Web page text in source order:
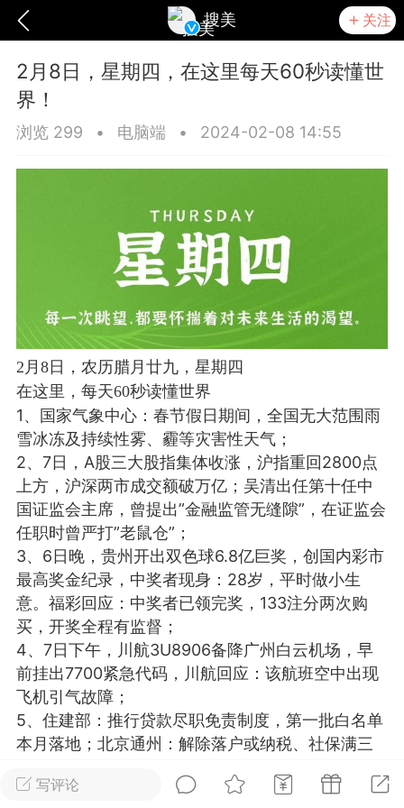
搜美 关注
爆汗熊 卡卡动能素 无创溶斑术
美业357 芯诗妍 卡卡美业
每次200金币 点击购买
师 小熊水光
爆汗熊
脂
卡卡动能素
建术
DRYY面膜 微晶溶斑术
爆款平台 Lv.8 靓号
26 23:18
电脑端 美业资讯
闪充小白罐
本/双效闪充，养出紧致小白脸！一、项
充小白罐 = 闪充大白肌（仪器）× 草本
产品）×极光嫩肤啫喱（产品）这是一套
护...写评论
2月8日，星期四，在这里每天60秒读懂世
界！
浏览 299 • 电脑端 • 2024-02-08 14:55
2月8日，农历腊月廿九，星期四
在这里，每天60秒读懂世界
1、国家气象中心：春节假日期间，全国无大范围雨
雪冰冻及持续性雾、霾等灾害性天气；
2、7日，A股三大股指集体收涨，沪指重回2800点
上方，沪深两市成交额破万亿；吴清出任第十任中
国证监会主席，曾提出”金融监管无缝隙”，在证监会
任职时曾严打”老鼠仓”；
3、6日晚，贵州开出双色球6.8亿巨奖，创国内彩市
最高奖金纪录，中奖者现身：28岁，平时做小生
意。福彩回应：中奖者已领完奖，133注分两次购
买，开奖全程有监督；
4、7日下午，川航3U8906备降广州白云机场，早
前挂出7700紧急代码，川航回应：该航班空中出现
飞机引气故障；
5、住建部：推行贷款尽职免责制度，第一批白名单
本月落地；北京通州：解除落户或纳税、社保满三
成；深圳优化住房限购政策：本地户籍取消落户年